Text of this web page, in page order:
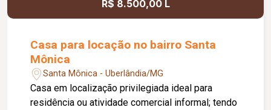
R$ 8.500,00 L
Casa para locação no bairro Santa
Mônica
Santa Mônica - Uberlândia/MG
Casa em localização privilegiada ideal para
residência ou atividade comercial informal; tendo